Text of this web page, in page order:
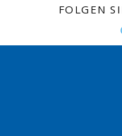
FOLGEN